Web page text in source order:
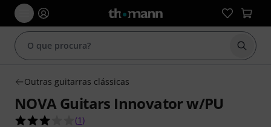
Iniciar
Outras guitarras clássicas
NOVA Guitars Innovator w/PU
3.0 de 5 estrelas de 1 avaliações de clientes
(1 )